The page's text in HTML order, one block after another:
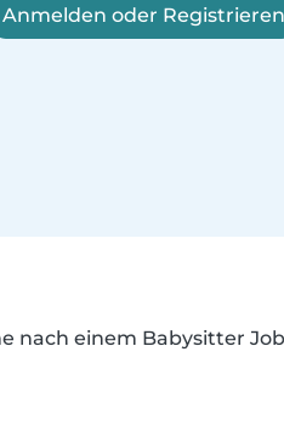
Anmelden oder Registrieren
nach einem Babysitter